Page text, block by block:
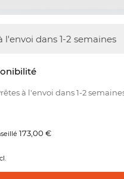
l'envoi dans 1-2 semaines
à l'envoi dans 1-2
173,00 €